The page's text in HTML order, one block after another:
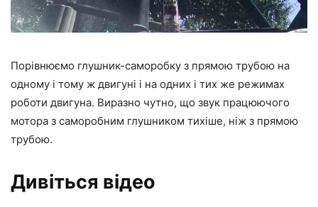
Порівнюємо глушник-саморобку з прямою трубою на
одному і тому ж двигуні і на одних і тих же режимах
роботи двигуна. Виразно чутно, що звук працюючого
мотора з саморобним глушником тихіше, ніж з прямою
трубою.
Дивіться відео